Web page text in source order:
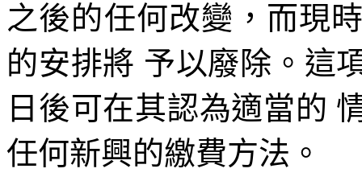
之後的任何改變，而現
的安排將 予以廢除。這
日後可在其認為適當的
任何新興的繳費方法。